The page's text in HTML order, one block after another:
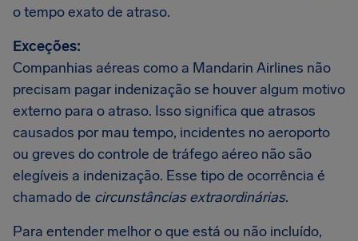
o tempo exato de atraso.
Exceções:
Companhias aéreas como a Mandarin Airlines não
precisam pagar indenização se houver algum motivo
externo para o atraso. Isso significa que atrasos
causados por mau tempo, incidentes no aeroporto
ou greves do controle de tráfego aéreo não são
elegíveis a indenização. Esse tipo de ocorrência é
chamado de circunstâncias extraordinárias.
Para entender melhor o que está ou não incluído,